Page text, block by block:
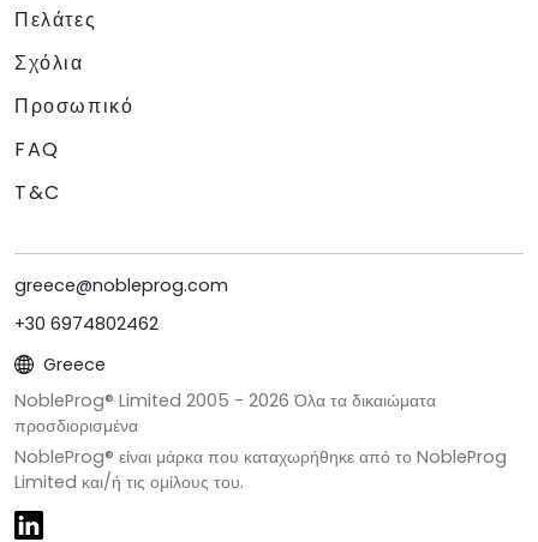
Πελάτες
Σχόλια
Προσωπικό
FAQ
T&C
greece@nobleprog.com
+30 6974802462
Greece
NobleProg® Limited 2005 - 2026 Όλα τα δικαιώματα
προσδιορισμένα
NobleProg® είναι μάρκα που καταχωρήθηκε από το NobleProg
Limited και/ή τις ομίλους του.